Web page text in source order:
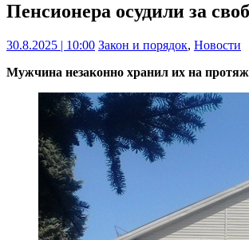
Пенсионера осудили за
30.8.2025 | 10:00 Закон и порядок, Новости
Мужчина незаконно хранил их на